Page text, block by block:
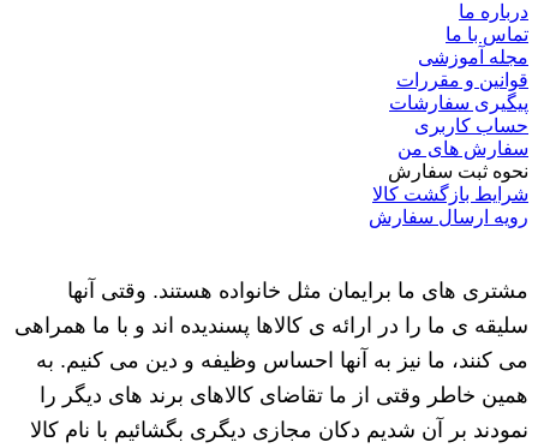
درباره ما
تماس با ما
مجله آموزشی
قوانین و مقررات
پیگیری سفارشات
حساب کاربری
سفارش های من
نحوه ثبت سفارش
شرایط بازگشت کالا
رویه ارسال سفارش
مشتری های ما برایمان مثل خانواده هستند. وقتی آنها
سلیقه ی ما را در ارائه ی کالاها پسندیده اند و با ما همراهی
می کنند، ما نیز به آنها احساس وظیفه و دین می کنیم. به
همین خاطر وقتی از ما تقاضای کالاهای برند های دیگر را
نمودند بر آن شدیم دکان مجازی دیگری بگشائیم با نام کالا